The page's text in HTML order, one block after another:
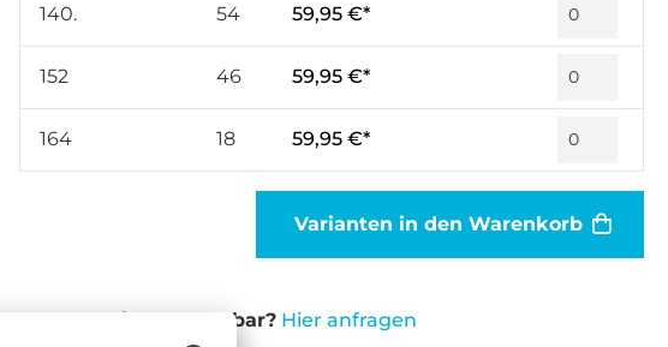
140. 54 59,95 €*
152 46 59,95 €*
164 18 59,95 €*
Varianten in den Warenkorb
Produkt nicht verfügbar? Hier anfragen